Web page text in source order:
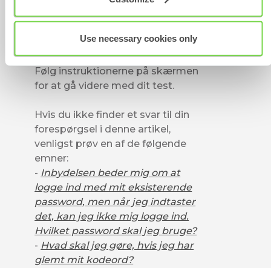
Use necessary cookies only
Følg instruktionerne på skærmen
for at gå videre med dit test.
Hvis du ikke finder et svar til din
forespørgsel i denne artikel,
venligst prøv en af de følgende
emner:
- Inbydelsen beder mig om at
logge ind med mit eksisterende
password, men når jeg indtaster
det, kan jeg ikke mig logge ind.
Hvilket password skal jeg bruge?
- Hvad skal jeg gøre, hvis jeg har
glemt mit kodeord?